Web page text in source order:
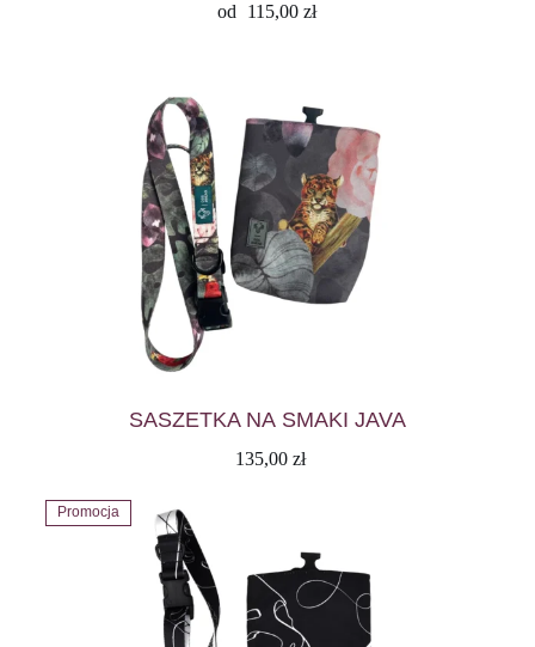
od 115,00zł
SASZETKA NA SMAKI JAVA
135,00 zł
Promocja